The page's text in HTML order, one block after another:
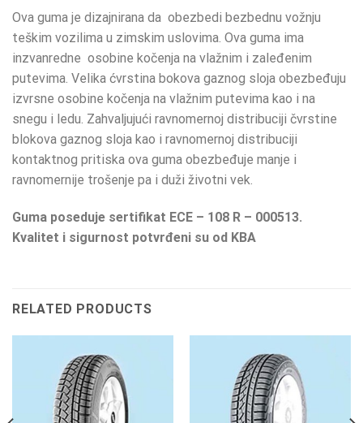
Ova guma je dizajnirana da obezbedi bezbednu vožnju
teškim vozilima u zimskim uslovima. Ova guma ima
inzvanredne osobine kočenja na vlažnim i zaleđenim
putevima. Velika ćvrstina bokova gaznog sloja obezbeđuju
izvrsne osobine kočenja na vlažnim putevima kao i na
snegu i ledu. Zahvaljujući ravnomernoj distribuciji čvrstine
blokova gaznog sloja kao i ravnomernoj distribuciji
kontaktnog pritiska ova guma obezbeđuje manje i
ravnomernije trošenje pa i duži životni vek.
Guma poseduje sertifikat ECE – 108 R – 000513.
Kvalitet i sigurnost potvrđeni su od KBA
RELATED PRODUCTS